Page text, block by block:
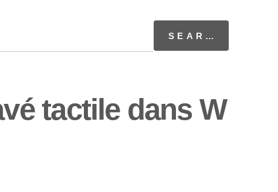
tactile dans W